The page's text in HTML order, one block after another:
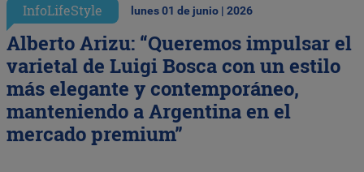
InfoLifeStyle lunes 01 de junio | 2026
Alberto Arizu: “Queremos impulsar el
varietal de Luigi Bosca con un estilo
más elegante y contemporáneo,
manteniendo a Argentina en el
mercado premium”